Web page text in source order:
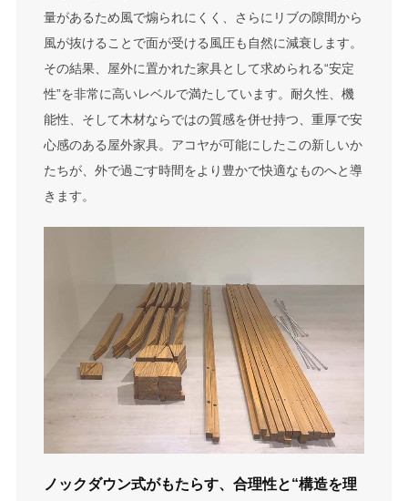
量があるため風で煽られにくく、さらにリブの隙間から
風が抜けることで面が受ける風圧も自然に減衰します。
その結果、屋外に置かれた家具として求められる“安定
性”を非常に高いレベルで満たしています。耐久性、機
能性、そして木材ならではの質感を併せ持つ、重厚で安
心感のある屋外家具。アコヤが可能にしたこの新しいか
たちが、外で過ごす時間をより豊かで快適なものへと導
きます。
ノックダウン式がもたらす、合理性と“構造を理